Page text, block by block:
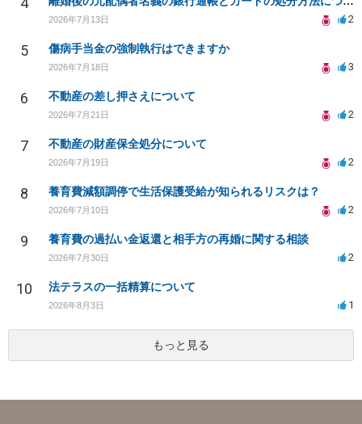
2026年7月13日 2
5 傷病手当金の強制執行はできますか
2026年7月18日 3
6 不動産の差し押さえについて
2026年7月21日 2
7 不動産の財産保全処分について
2026年7月19日 2
8 養育費減額調停で生活保護受給が知られるリスクは？
2026年7月10日 2
9 養育費の過払い金返還と相手方の再婚に関する相談
2026年7月30日 2
10 法テラスの一括精算について
2026年8月3日 1
もっと見る